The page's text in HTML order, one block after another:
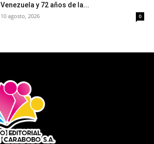
Venezuela y 72 años de la...
10 agosto, 2026 0